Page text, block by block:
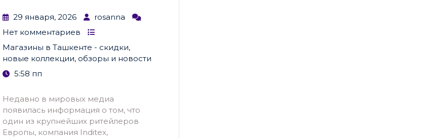
29 января, 2026
rosanna
Нет комментариев
Магазины в Ташкенте - скидки,
новые коллекции, обзоры и новости
5:58 пп
Недавно в мировых медиа
появилась информация о том, что
один из крупнейших ритейлеров
Европы, компания Inditex,